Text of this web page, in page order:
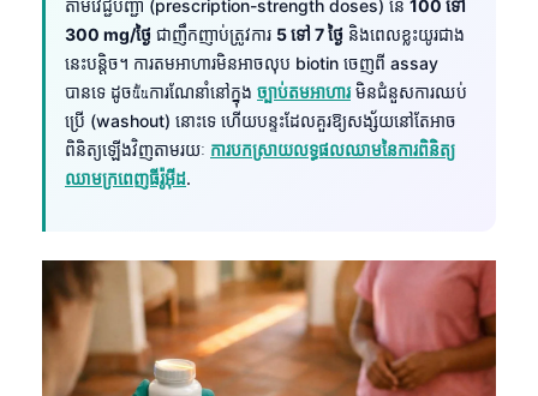
តាមវេជ្ជបញ្ជា (prescription-strength doses) នៃ 100 ទៅ
300 mg/ថ្ងៃ ជាញឹកញាប់ត្រូវការ 5 ទៅ 7 ថ្ងៃ និងពេលខ្លះយូរជាង
នេះបន្តិច។ ការតមអាហារមិនអាចលុប biotin ចេញពី assay
បានទេ ដូចนั้นការណែនាំនៅក្នុង ច្បាប់តមអាហារមិនជំនួសការឈប់
ប្រើ (washout) នោះទេ ហើយបន្ទះដែលគួរឱ្យសង្ស័យនៅតែអាច
ពិនិត្យឡើងវិញតាមរយៈ ការបកស្រាយលទ្ធផលឈាមនៃការពិនិត្យ
ឈាមក្រពេញធីរ៉ូអ៊ីដ.